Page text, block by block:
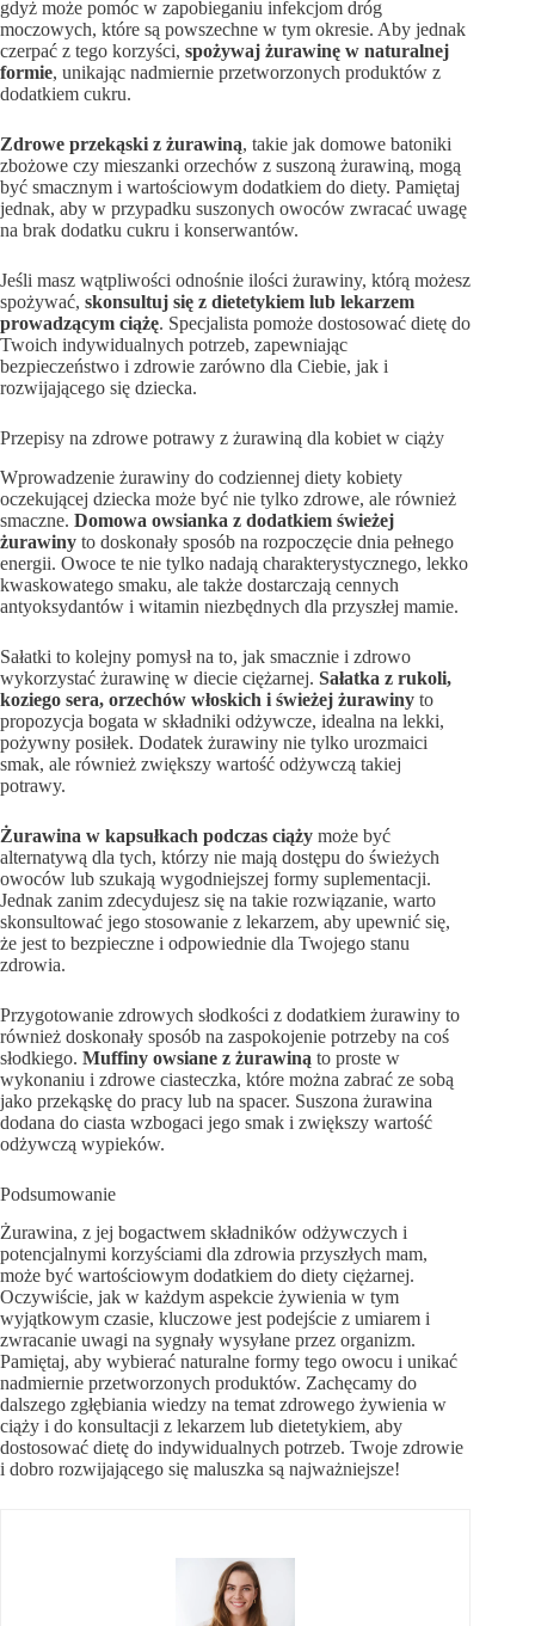
gdyż może pomóc w zapobieganiu infekcjom dróg
moczowych, które są powszechne w tym okresie. Aby jednak
czerpać z tego korzyści, spożywaj żurawinę w naturalnej
formie, unikając nadmiernie przetworzonych produktów z
dodatkiem cukru.
Zdrowe przekąski z żurawiną, takie jak domowe batoniki
zbożowe czy mieszanki orzechów z suszoną żurawiną, mogą
być smacznym i wartościowym dodatkiem do diety. Pamiętaj
jednak, aby w przypadku suszonych owoców zwracać uwagę
na brak dodatku cukru i konserwantów.
Jeśli masz wątpliwości odnośnie ilości żurawiny, którą możesz
spożywać, skonsultuj się z dietetykiem lub lekarzem
prowadzącym ciążę. Specjalista pomoże dostosować dietę do
Twoich indywidualnych potrzeb, zapewniając
bezpieczeństwo i zdrowie zarówno dla Ciebie, jak i
rozwijającego się dziecka.
Przepisy na zdrowe potrawy z żurawiną dla kobiet w ciąży
Wprowadzenie żurawiny do codziennej diety kobiety
oczekującej dziecka może być nie tylko zdrowe, ale również
smaczne. Domowa owsianka z dodatkiem świeżej
żurawiny to doskonały sposób na rozpoczęcie dnia pełnego
energii. Owoce te nie tylko nadają charakterystycznego, lekko
kwaskowatego smaku, ale także dostarczają cennych
antyoksydantów i witamin niezbędnych dla przyszłej mamie.
Sałatki to kolejny pomysł na to, jak smacznie i zdrowo
wykorzystać żurawinę w diecie ciężarnej. Sałatka z rukoli,
koziego sera, orzechów włoskich i świeżej żurawiny to
propozycja bogata w składniki odżywcze, idealna na lekki,
pożywny posiłek. Dodatek żurawiny nie tylko urozmaici
smak, ale również zwiększy wartość odżywczą takiej
potrawy.
Żurawina w kapsułkach podczas ciąży może być
alternatywą dla tych, którzy nie mają dostępu do świeżych
owoców lub szukają wygodniejszej formy suplementacji.
Jednak zanim zdecydujesz się na takie rozwiązanie, warto
skonsultować jego stosowanie z lekarzem, aby upewnić się,
że jest to bezpieczne i odpowiednie dla Twojego stanu
zdrowia.
Przygotowanie zdrowych słodkości z dodatkiem żurawiny to
również doskonały sposób na zaspokojenie potrzeby na coś
słodkiego. Muffiny owsiane z żurawiną to proste w
wykonaniu i zdrowe ciasteczka, które można zabrać ze sobą
jako przekąskę do pracy lub na spacer. Suszona żurawina
dodana do ciasta wzbogaci jego smak i zwiększy wartość
odżywczą wypieków.
Podsumowanie
Żurawina, z jej bogactwem składników odżywczych i
potencjalnymi korzyściami dla zdrowia przyszłych mam,
może być wartościowym dodatkiem do diety ciężarnej.
Oczywiście, jak w każdym aspekcie żywienia w tym
wyjątkowym czasie, kluczowe jest podejście z umiarem i
zwracanie uwagi na sygnały wysyłane przez organizm.
Pamiętaj, aby wybierać naturalne formy tego owocu i unikać
nadmiernie przetworzonych produktów. Zachęcamy do
dalszego zgłębiania wiedzy na temat zdrowego żywienia w
ciąży i do konsultacji z lekarzem lub dietetykiem, aby
dostosować dietę do indywidualnych potrzeb. Twoje zdrowie
i dobro rozwijającego się maluszka są najważniejsze!